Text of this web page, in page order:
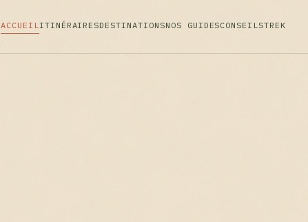
ACCUEILITINÉRAIRESDESTINATIONSNOS GUIDESCONSEILSTREK